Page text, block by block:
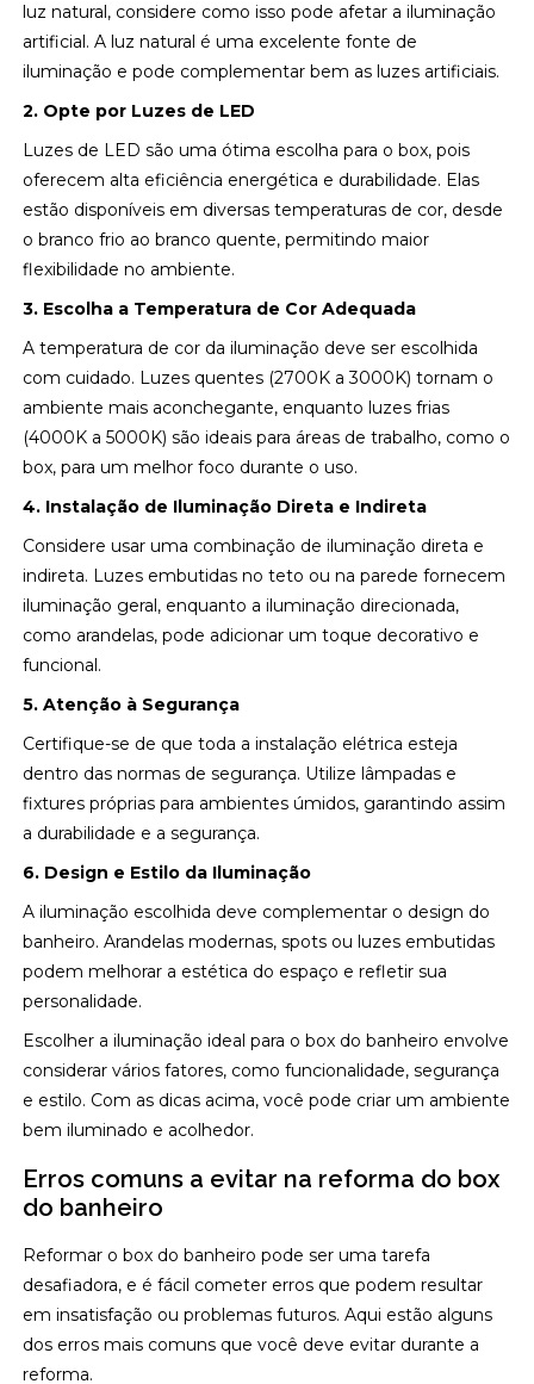
luz natural, considere como isso pode afetar a iluminação
artificial. A luz natural é uma excelente fonte de
iluminação e pode complementar bem as luzes artificiais.
2. Opte por Luzes de LED
Luzes de LED são uma ótima escolha para o box, pois
oferecem alta eficiência energética e durabilidade. Elas
estão disponíveis em diversas temperaturas de cor, desde
o branco frio ao branco quente, permitindo maior
flexibilidade no ambiente.
3. Escolha a Temperatura de Cor Adequada
A temperatura de cor da iluminação deve ser escolhida
com cuidado. Luzes quentes (2700K a 3000K) tornam o
ambiente mais aconchegante, enquanto luzes frias
(4000K a 5000K) são ideais para áreas de trabalho, como o
box, para um melhor foco durante o uso.
4. Instalação de Iluminação Direta e Indireta
Considere usar uma combinação de iluminação direta e
indireta. Luzes embutidas no teto ou na parede fornecem
iluminação geral, enquanto a iluminação direcionada,
como arandelas, pode adicionar um toque decorativo e
funcional.
5. Atenção à Segurança
Certifique-se de que toda a instalação elétrica esteja
dentro das normas de segurança. Utilize lâmpadas e
fixtures próprias para ambientes úmidos, garantindo assim
a durabilidade e a segurança.
6. Design e Estilo da Iluminação
A iluminação escolhida deve complementar o design do
banheiro. Arandelas modernas, spots ou luzes embutidas
podem melhorar a estética do espaço e refletir sua
personalidade.
Escolher a iluminação ideal para o box do banheiro envolve
considerar vários fatores, como funcionalidade, segurança
e estilo. Com as dicas acima, você pode criar um ambiente
bem iluminado e acolhedor.
Erros comuns a evitar na reforma do box
do banheiro
Reformar o box do banheiro pode ser uma tarefa
desafiadora, e é fácil cometer erros que podem resultar
em insatisfação ou problemas futuros. Aqui estão alguns
dos erros mais comuns que você deve evitar durante a
reforma.